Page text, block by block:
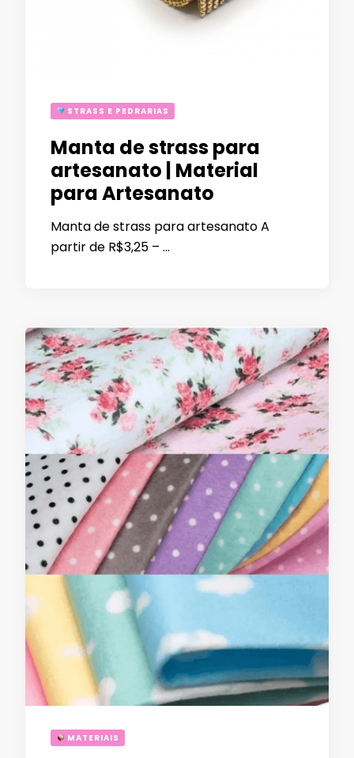
STRASS E PEDRARIAS
Manta de strass para
artesanato | Material
para Artesanato
Manta de strass para artesanato A
partir de R$3,25 – …
MATERIAIS